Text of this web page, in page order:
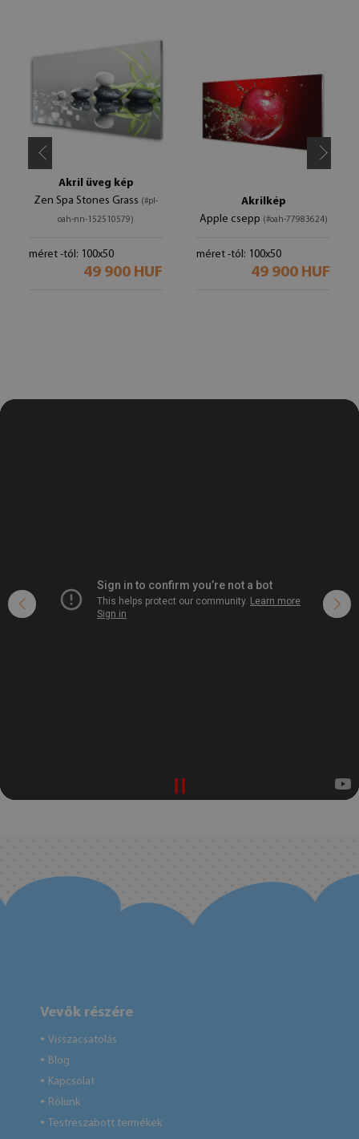
Akril üveg kép
Zen Spa Stones Grass (#pl-
oah-nn-152510579)
méret -tól: 100x50
49 900 HUF
Akrilkép
Apple csepp (#oah-77983624)
méret -tól: 100x50
49 900 HUF
Vevők részére
● Visszacsatolás
● Blog
● Kapcsolat
● Rólunk
● Testreszabott termékek